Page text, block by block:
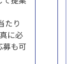
たり
に必
募も可